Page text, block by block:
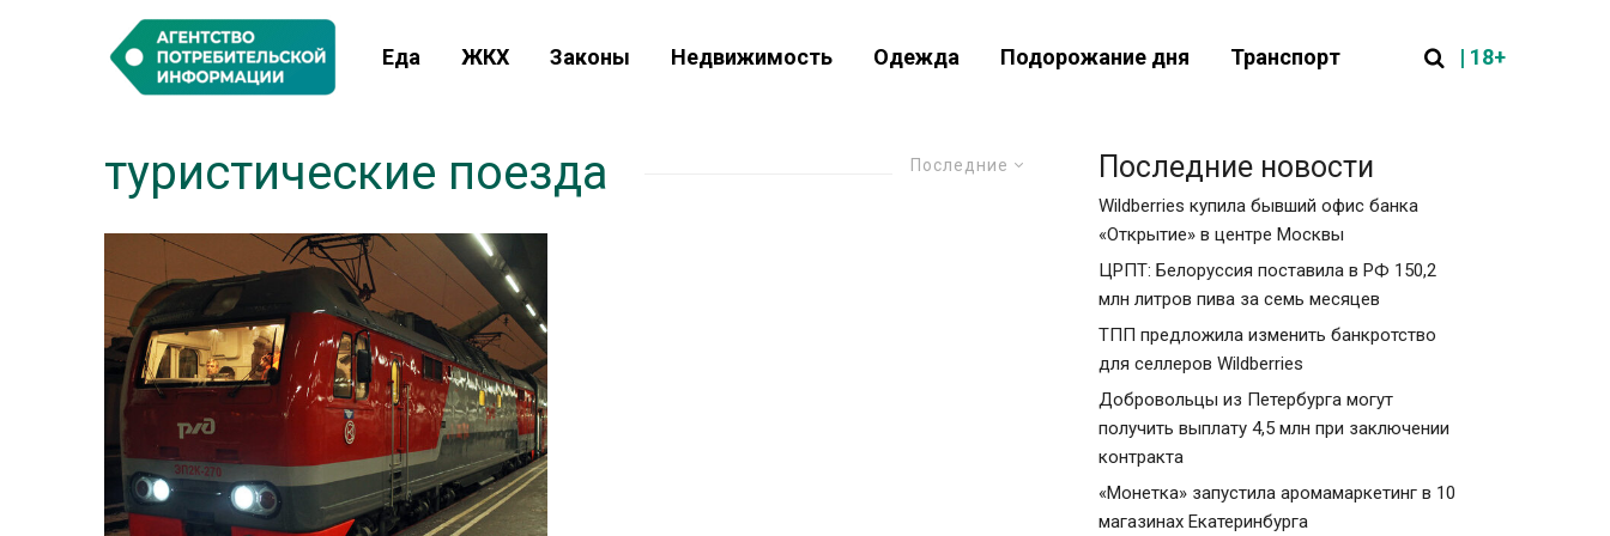
Еда ЖКХ Законы Недвижимость Одежда Подорожание дня Транспорт | 18+
Последние
туристические поезда Последние новости
Wildberries купила бывший офис банка
«Открытие» в центре Москвы
ЦРПТ: Белоруссия поставила в РФ 150,2
млн литров пива за семь месяцев
ТПП предложила изменить банкротство
для селлеров Wildberries
Добровольцы из Петербурга могут
получить выплату 4,5 млн при заключении
контракта
«Монетка» запустила аромамаркетинг в 10
магазинах Екатеринбурга